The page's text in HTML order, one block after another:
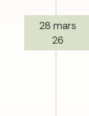
28 mars
26